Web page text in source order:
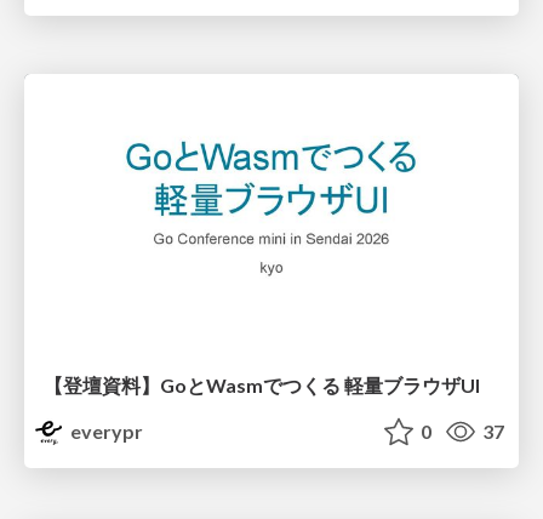
【登壇資料】GoとWasmでつくる 軽量ブラウザUI
everypr
0 37